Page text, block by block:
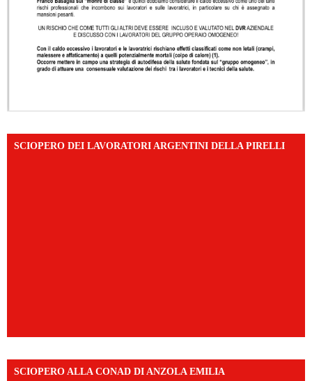
SCIOPERO DEI LAVORATORI ARGENTINI DELLA PIRELLI
SCIOPERO ALLA CONAD DI ANZOLA EMILIA